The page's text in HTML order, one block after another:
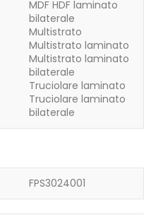
MDF HDF laminato
bilaterale
Multistrato
Multistrato laminato
Multistrato laminato
bilaterale
Truciolare laminato
Truciolare laminato
bilaterale
FPS3024001